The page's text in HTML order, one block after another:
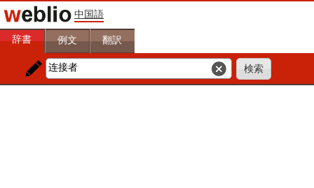
中国語
辞書 例文 翻訳